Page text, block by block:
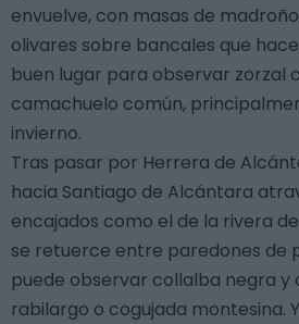
envuelve, con masas de
olivares sobre bancales que
buen lugar para observar zorzal
camachuelo común,
invierno.
Tras pasar por Herrera de
hacia Santiago de Alcántara
encajados como el de la rivera
se retuerce entre paredones de
puede observar collalba negra y
rabilargo o cogujada montesina.